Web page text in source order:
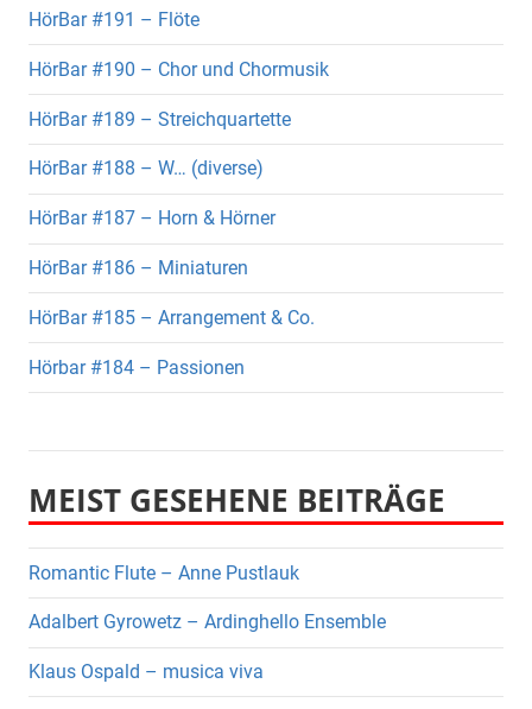
HörBar #191 – Flöte
HörBar #190 – Chor und Chormusik
HörBar #189 – Streichquartette
HörBar #188 – W… (diverse)
HörBar #187 – Horn & Hörner
HörBar #186 – Miniaturen
HörBar #185 – Arrangement & Co.
Hörbar #184 – Passionen
MEIST GESEHENE BEITRÄGE
Romantic Flute – Anne Pustlauk
Adalbert Gyrowetz – Ardinghello Ensemble
Klaus Ospald – musica viva